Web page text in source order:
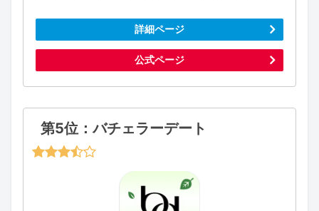
詳細ページ
公式ページ
第5位：バチェラーデート